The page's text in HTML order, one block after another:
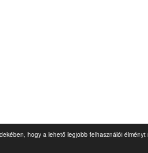
hogy a lehető legjobb felhasználói